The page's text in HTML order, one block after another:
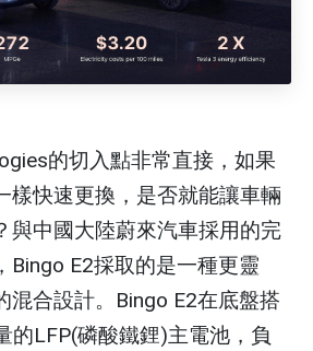
的切入點非常直接，如果
樣快速更換，是否就能讓車輛
與中國大陸蔚來汽車採用的完
Bingo E2採取的是一種更靈
混合設計。Bingo E2在底盤搭
的LFP(磷酸鐵鋰)主電池，負